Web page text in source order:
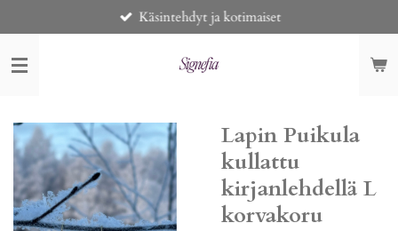
pääsisältöön
Käsintehdyt ja kotimaiset
Lapin Puikula
kullattu
kirjanlehdellä L
korvakoru